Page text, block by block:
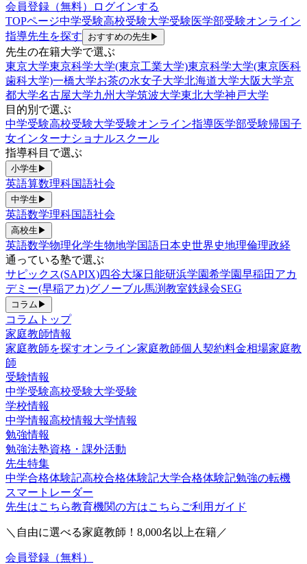
会員登録（無料）
ログインする
TOPページ中学受験高校受験大学受験医学部受験オンライン
指導先生を探す おすすめの先生 ▶
先生の在籍大学で選ぶ
東京大学東京科学大学(東京工業大学)東京科学大学(東京医科
歯科大学)一橋大学お茶の水女子大学北海道大学大阪大学京
都大学名古屋大学九州大学筑波大学東北大学神戸大学
目的別で選ぶ
中学受験高校受験大学受験オンライン指導医学部受験帰国子
女インターナショナルスクール
指導科目で選ぶ
小学生 ▶
英語算数理科国語社会
中学生 ▶
英語数学理科国語社会
高校生 ▶
英語数学物理化学生物地学国語日本史世界史地理倫理政経
通っている塾で選ぶ
サピックス(SAPIX)四谷大塚 日能研浜学園希学園早稲田アカ
デミー(早稲アカ)グノーブル馬渕教室鉄緑会SEG
コラム ▶
コラムトップ
家庭教師情報
家庭教師を探すオンライン家庭教師個人契約料金相場家庭教
師
受験情報
中学受験高校受験大学受験
学校情報
中学情報高校情報大学情報
勉強情報
勉強法塾資格・課外活動
先生特集
中学合格体験記高校合格体験記大学合格体験記勉強の転機
スマートレーダー
先生はこちら教育機関の方はこちら ご利用ガイド
＼自由に選べる家庭教師！ 8,000名以上在籍／
会員登録（無料）